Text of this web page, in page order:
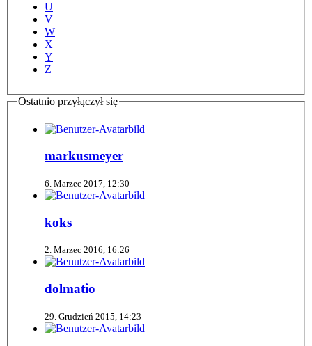
U
V
W
X
Y
Z
Ostatnio przyłączył się
markusmeyer
6. Marzec 2017, 12:30
koks
2. Marzec 2016, 16:26
dolmatio
29. Grudzień 2015, 14:23